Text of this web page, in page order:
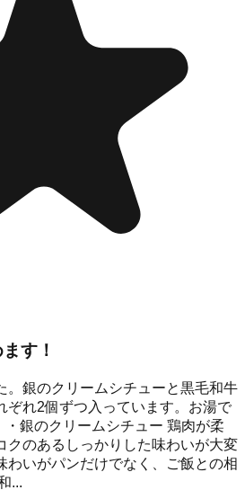
す！
。銀のクリームシチューと黒毛和牛
ぞれ2個ずつ入っています。お湯で
銀のクリームシチュー 鶏肉が柔
クのあるしっかりした味わいが大変
わいがパンだけでなく、ご飯との相
...